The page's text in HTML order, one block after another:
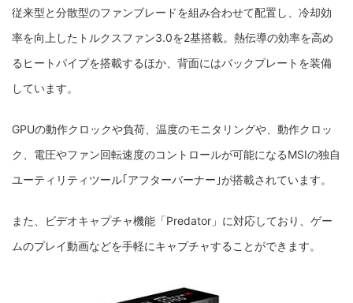
従来型と分散型のファンブレードを組み合わせて配置し、冷却効
率を向上したトルクスファン3.0を2基搭載。熱伝導の効率を高め
るヒートパイプを搭載するほか、背面にはバックプレートを装備
しています。
GPUの動作クロックや負荷、温度のモニタリングや、動作クロッ
ク、電圧やファン回転速度のコントロールが可能になるMSIの独自
ユーティリティツール｢アフターバーナー｣が搭載されています。
また、ビデオキャプチャ機能「Predator」に対応しており、ゲー
ムのプレイ動画などを手軽にキャプチャすることができます。